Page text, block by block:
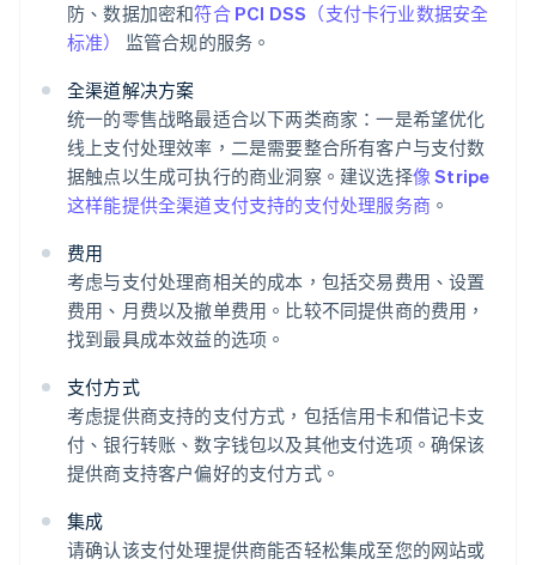
防、数据加密和符合 PCI DSS（支付卡行业数据安全
标准）
监管合规的服务。
全渠道解决方案
统一的零售战略最适合以下两类商家：一是希望优化
线上支付处理效率，二是需要整合所有客户与支付数
据触点以生成可执行的商业洞察。建议选择像 Stripe
这样能提供全渠道支付支持的支付处理服务商 。
费用
考虑与支付处理商相关的成本，包括交易费用、设置
费用、月费以及撤单费用。比较不同提供商的费用，
找到最具成本效益的选项。
支付方式
考虑提供商支持的支付方式，包括信用卡和借记卡支
付、银行转账、数字钱包以及其他支付选项。确保该
提供商支持客户偏好的支付方式。
集成
请确认该支付处理提供商能否轻松集成至您的网站或